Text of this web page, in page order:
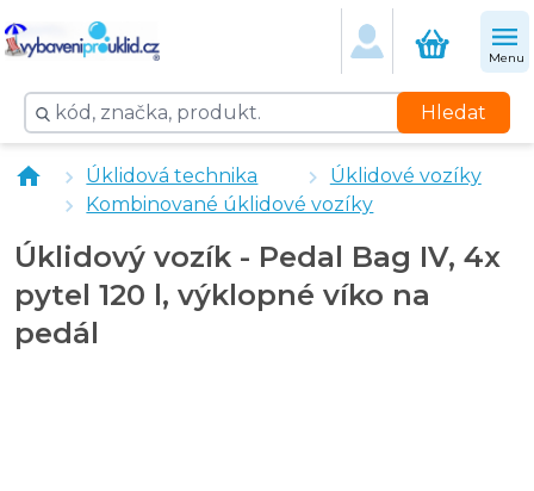
Menu
Hledat
Kapsa na Pedalbag
" X " vozík pochromovaný úklidový
Úklidový vozík - Pedal Bag, pytel 120 l, výklopné víko
Úklidový vozík - Pedal Bag 220, pytel 120 l, výklopné
Úklidová technika
Úklidové vozíky
Kombinované úklidové vozíky
Úklidový vozík - Pedal Bag IV, 4x
pytel 120 l, výklopné víko na
pedál